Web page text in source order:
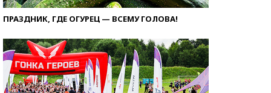
ПРАЗДНИК, ГДЕ ОГУРЕЦ — ВСЕМУ ГОЛОВА!